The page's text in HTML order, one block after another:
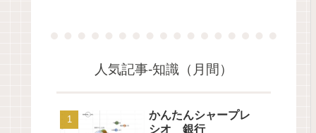
人気記事-知識（月間）
かんたんシャープレ
シオ 銀行